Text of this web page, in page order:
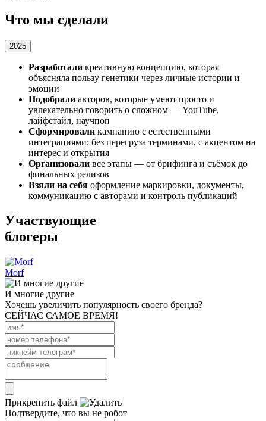
Что мы сделали
2025
Разработали креативную концепцию, которая
объясняла пользу генетики через личные истории и
эмоции
Подобрали авторов, которые умеют просто и
увлекательно говорить о сложном — YouTube,
лайфстайл, научпоп
Сформировали кампанию с естественными
интеграциями: без перегруза терминами, с акцентом на
интерес и открытия
Организовали все этапы — от брифинга и съёмок до
финальных релизов
Взяли на себя оформление маркировки, документы,
коммуникацию с авторами и контроль публикаций
Участвующие
блогеры
Morf
И многие другие
Хочешь увеличить популярность своего бренда?
СЕЙЧАС САМОЕ ВРЕМЯ!
Прикрепить файл
Подтвердите, что вы не робот